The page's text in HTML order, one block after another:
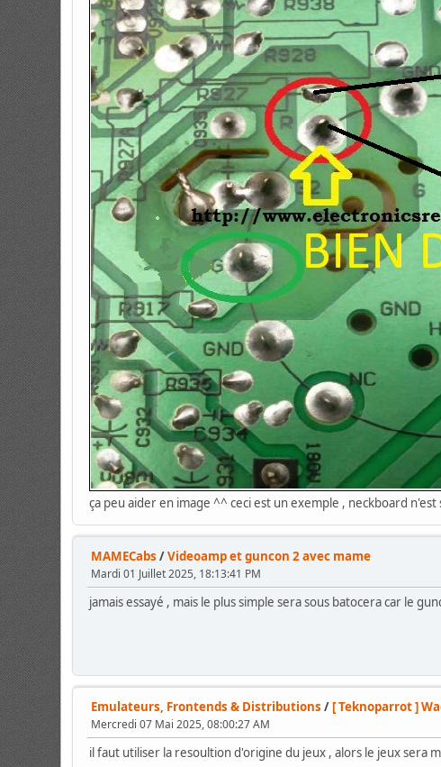
ça peu aider en image ^^ ceci est un exemple , neckboard n'est
MAMECabs /Videoamp et guncon 2 avec mame
Mardi 01 Juillet 2025, 18:13:41 PM
jamais essayé , mais le plus simple sera sous batocera car le
Emulateurs, Frontends & Distributions / [ Teknoparrot ]
Mercredi 07 Mai 2025, 08:00:27 AM
il faut utiliser la resoultion d'origine du jeux , alors le jeux sera